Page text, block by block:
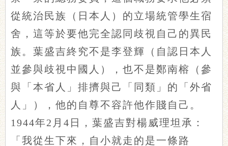
從統治民族（日本人）的立場統管學生宿
舍，這等於要他完全認同歧視自己的異民
族。葉盛吉終究不是李登輝（自認日本人
並參與歧視中國人），也不是鄭南榕（參
與「本省人」排擠與己「同類」的「外省
人」），他的自尊不容許他作賤自己。
1944年2月4日，葉盛吉對楊威理坦承：
「我從生下來，自小就走的是一條路